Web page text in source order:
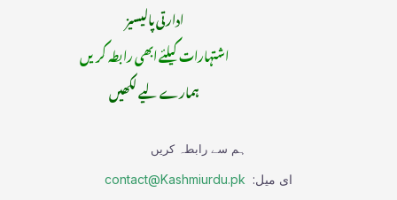
ادارتی پالیسیز
اشتہارات کیلئے ابھی رابطہ کریں
ہمارے لیے لکھیں
ہم سے رابطہ کریں
ای میل: contact@Kashmiurdu.pk